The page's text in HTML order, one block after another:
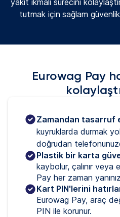
tutmak için sağlam
Eurowag Pay
Zamandan tasarruf
kuyruklarda durmak
doğrudan
Plastik bir karta
kaybolur, çalınır veya
Pay her zaman
Kart PIN'lerini
Eurowag Pay, araç
PIN ile korunur.